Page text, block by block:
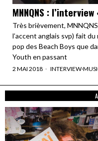
MNNQNS :
Très brièvement,
l’accent anglais svp) fait
pop des Beach Boys que
Youth en passant
2 MAI 2018 INTERVIEW·